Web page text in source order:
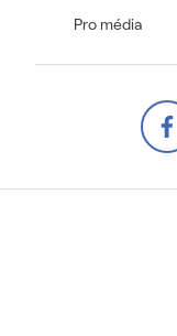
Pro média